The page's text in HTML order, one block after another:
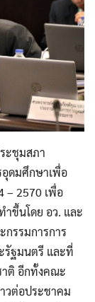
ะชุมสภา
อุดมศึกษาเพื่อ
– 2570 เพื่อ
ขึ้นโดย อว. และ
รรมการการ
ฐมนตรี และที่
ติ อีกทั้งคณะ
วต่อประชาคม